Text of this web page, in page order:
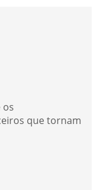
os
que tornam